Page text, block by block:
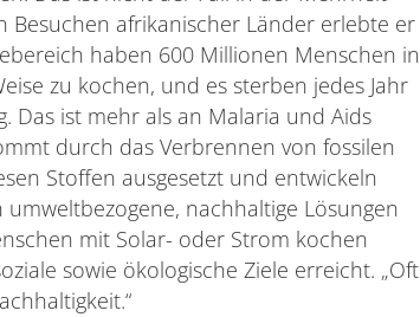
Besuchen afrikanischer Länder erlebte er
haben 600 Millionen Menschen in
zu kochen, und es sterben jedes Jahr
Das ist mehr als an Malaria und Aids
durch das Verbrennen von fossilen
Stoffen ausgesetzt und entwickeln
nachhaltige Lösungen
mit Solar- oder Strom kochen
sowie ökologische Ziele erreicht. „Oft